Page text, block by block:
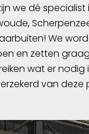
we dé
We
en zetten
wat er nodig
van deze